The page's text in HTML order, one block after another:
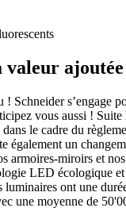
valeur ajoutée
! Schneider s’engage
vous aussi !
le cadre du
également un
armoires-miroirs et
LED écologique
luminaires ont une
une moyenne de